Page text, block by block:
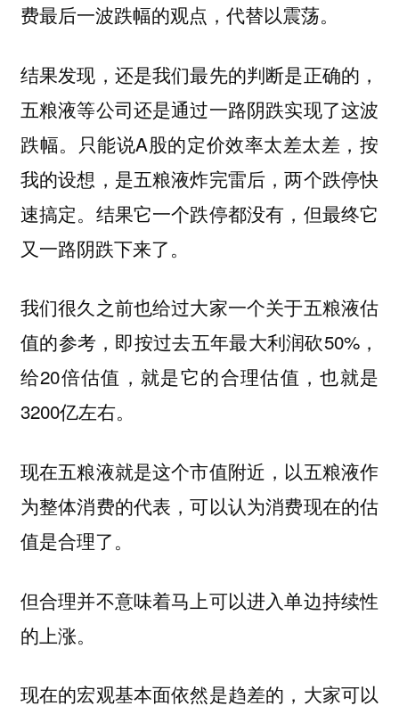
费最后一波跌幅的观点，代替以震荡。
结果发现，还是我们最先的判断是正确的，
五粮液等公司还是通过一路阴跌实现了这波
跌幅。只能说A股的定价效率太差太差，按
我的设想，是五粮液炸完雷后，两个跌停快
速搞定。结果它一个跌停都没有，但最终它
又一路阴跌下来了。
我们很久之前也给过大家一个关于五粮液估
值的参考，即按过去五年最大利润砍50%，
给20倍估值，就是它的合理估值，也就是
3200亿左右。
现在五粮液就是这个市值附近，以五粮液作
为整体消费的代表，可以认为消费现在的估
值是合理了。
但合理并不意味着马上可以进入单边持续性
的上涨。
现在的宏观基本面依然是趋差的，大家可以